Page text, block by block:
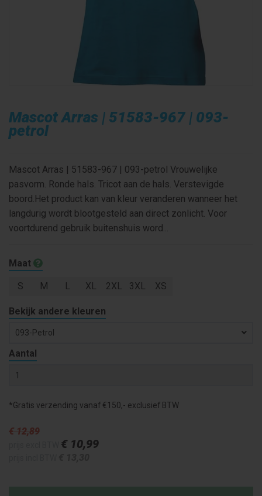
Mascot Arras | 51583-967 | 093-
petrol
Mascot Arras | 51583-967 | 093-petrol Vrouwelijke
pasvorm. Ronde hals. Tricot aan de hals. Verstevigde
boord.Het product kan van kleur veranderen wanneer het
langdurig wordt blootgesteld aan direct zonlicht. Voor
voortdurend gebruik buitenshuis word...
Maat
S M L XL 2XL 3XL XS
Bekijk andere kleuren
093-Petrol
Aantal
*Gratis verzending vanaf €150,- exclusief BTW
€ 12,89
€ 10,99